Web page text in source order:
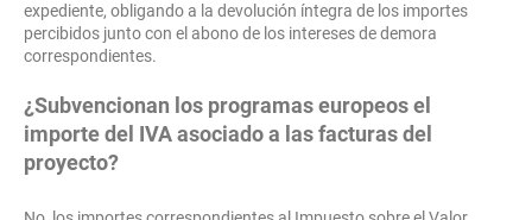
expediente, obligando a la devolución íntegra de los importes
percibidos junto con el abono de los intereses de demora
correspondientes.
¿Subvencionan los programas europeos el
importe del IVA asociado a las facturas del
proyecto?